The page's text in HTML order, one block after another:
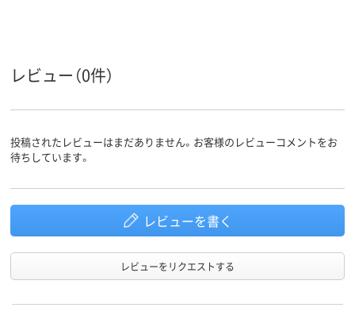
レビュー（0件）
投稿されたレビューはまだありません。お客様のレビューコメントをお
待ちしています。
レビューを書く
レビューをリクエストする